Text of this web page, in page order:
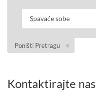
Poništi Pretragu
Kontaktirajte nas